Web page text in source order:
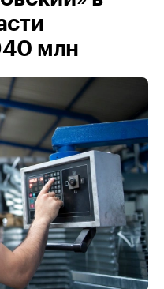
млн